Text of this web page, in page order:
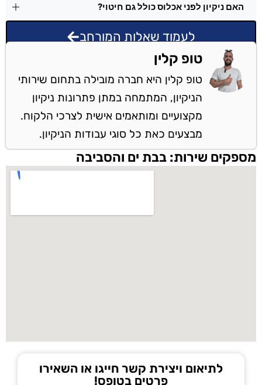
האם ניקיון לפני אכלוס כולל גם חיטוי?
לעמוד שאלות המורחב
טופ קלין
טופ קלין היא חברה מובילה בתחום שירותי
הניקיון, המתמחה במתן פתרונות ניקיון
מקצועיים ומותאמים אישית לצרכי הלקוח.
מבצעים כאת כל סוגי עבודות הניקיון.
מספקים שירות: בבת ים והסביבה
לתיאום ויצירת קשר חייגו או השאירו
פרטים בטופס!